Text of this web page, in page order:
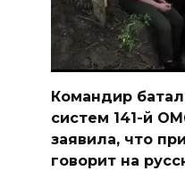
Командир
систем 141-й
заявила, что
говорит на